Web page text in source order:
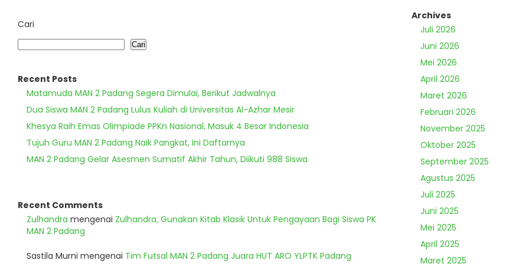
Cari
Cari
Recent Posts
Matamuda MAN 2 Padang Segera Dimulai, Berikut Jadwalnya
Dua Siswa MAN 2 Padang Lulus Kuliah di Universitas Al-Azhar Mesir
Khesya Raih Emas Olimpiade PPKn Nasional, Masuk 4 Besar Indonesia
Tujuh Guru MAN 2 Padang Naik Pangkat, Ini Daftarnya
MAN 2 Padang Gelar Asesmen Sumatif Akhir Tahun, Diikuti 988 Siswa
Recent Comments
Zulhandra mengenai Zulhandra, Gunakan Kitab Klasik Untuk Pengayaan Bagi Siswa PK
MAN 2 Padang
Sastila Murni mengenai Tim Futsal MAN 2 Padang Juara HUT ARO YLPTK Padang
Archives
Juli 2026
Juni 2026
Mei 2026
April 2026
Maret 2026
Februari 2026
November 2025
Oktober 2025
September 2025
Agustus 2025
Juli 2025
Juni 2025
Mei 2025
April 2025
Maret 2025